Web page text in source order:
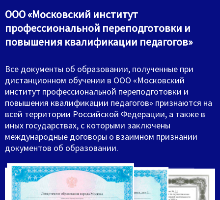
ООО «Московский институт
профессиональной переподготовки и
повышения квалификации педагогов»
Все документы об образовании, полученные при
дистанционном обучении в ООО «Московский
институт профессиональной переподготовки и
повышения квалификации педагогов» признаются на
всей территории Российской Федерации, а также в
иных государствах, с которыми заключены
международные договоры о взаимном признании
документов об образовании.